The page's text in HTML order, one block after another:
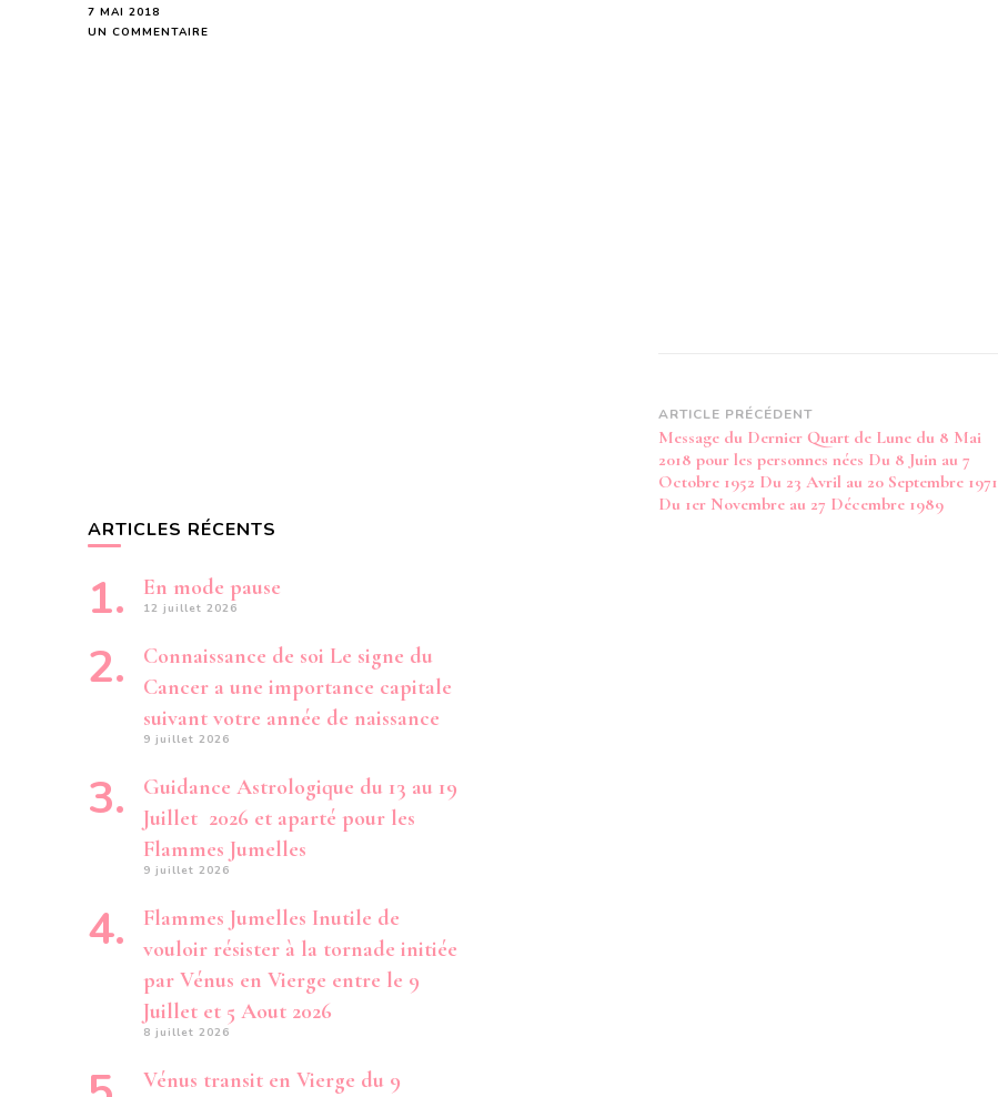
7 MAI 2018
UN COMMENTAIRE
Navigation
d’article
ARTICLE PRÉCÉDENT
Message du Dernier Quart de Lune du 8 Mai
2018 pour les personnes nées Du 8 Juin au 7
Octobre 1952 Du 23 Avril au 20 Septembre 1971
Du 1er Novembre au 27 Décembre 1989
ARTICLES RÉCENTS
En mode pause
12 juillet 2026
Connaissance de soi Le signe du
Cancer a une importance capitale
suivant votre année de naissance
9 juillet 2026
Guidance Astrologique du 13 au 19
Juillet 2026 et aparté pour les
Flammes Jumelles
9 juillet 2026
Flammes Jumelles Inutile de
vouloir résister à la tornade initiée
par Vénus en Vierge entre le 9
Juillet et 5 Aout 2026
8 juillet 2026
Vénus transit en Vierge du 9